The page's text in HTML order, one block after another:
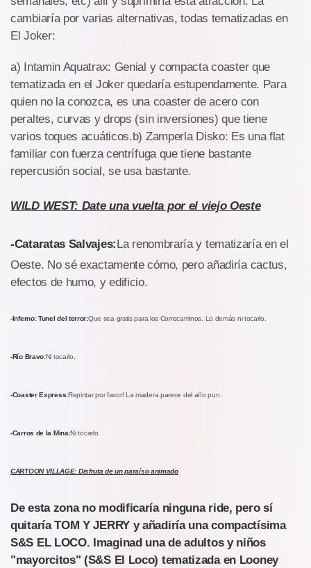
cambiaría por varias alternativas, todas tematizadas en
El Joker:
a) Intamin Aquatrax: Genial y compacta coaster que
tematizada en el Joker quedaría estupendamente. Para
quien no la conozca, es una coaster de acero con
peraltes, curvas y drops (sin inversiones) que tiene
varios toques acuáticos.b) Zamperla Disko: Es una flat
familiar con fuerza centrífuga que tiene bastante
repercusión social, se usa bastante.
WILD WEST: Date una vuelta por el viejo Oeste
-Cataratas Salvajes:La renombraría y tematizaría en el
Oeste. No sé exactamente cómo, pero añadiría cactus,
efectos de humo, y edificio.
-Inferno: Tunel del terror:Que sea gratis para los Correcaminos. Lo demás ni tocarlo.
-Río Bravo:Ni tocarlo.
-Coaster Express:Repintar por favor! La madera parece del año pun.
-Carros de la Mina:Ni tocarlo.
CARTOON VILLAGE: Disfruta de un paraíso animado
De esta zona no modificaría ninguna ride, pero sí
quitaría TOM Y JERRY y añadiría una compactísima
S&S EL LOCO. Imaginad una de adultos y niños
"mayorcitos" (S&S El Loco) tematizada en Looney